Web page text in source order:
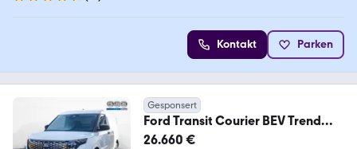
Kontakt Parken
Gesponsert
Ford Transit Courier BEV Trend
KLIMA PDC SHZ KAMERA
26.660 €